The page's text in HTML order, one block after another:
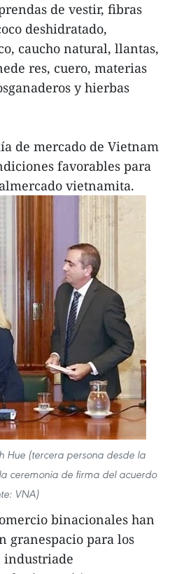
de vestir, fibras
deshidratado,
caucho natural, llantas,
res, cuero, materias
y hierbas
de mercado de Vietnam
favorables para
vietnamita.
Hue (tercera persona desde la
ceremonia de firma del acuerdo
VNA)
binacionales han
granespacio para los
industriade